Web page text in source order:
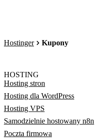
Hostinger Kupony
HOSTING
Hosting stron
Hosting dla WordPress
Hosting VPS
Samodzielnie hostowany n8n
Poczta firmowa